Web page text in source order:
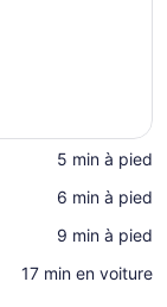
‪5 min à pied‬
‪6 min à pied‬
‪9 min à pied‬
‪17 min en voiture‬